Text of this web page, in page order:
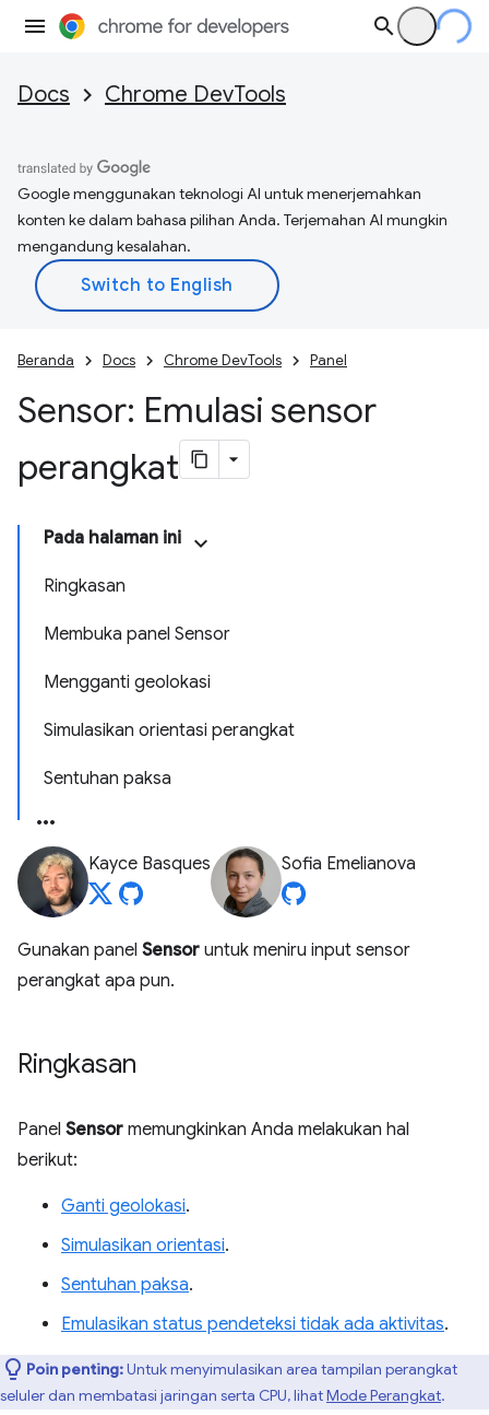
Docs Chrome DevTools
Google menggunakan teknologi AI untuk menerjemahkan
konten ke dalam bahasa pilihan Anda. Terjemahan AI mungkin
mengandung kesalahan.
Beranda Docs Chrome DevTools Panel
Sensor: Emulasi sensor
perangkat
Pada halaman ini
Ringkasan
Membuka panel Sensor
Mengganti geolokasi
Simulasikan orientasi perangkat
Sentuhan paksa
Kayce Basques Sofia Emelianova
Gunakan panel Sensor untuk meniru input sensor
perangkat apa pun.
Ringkasan
Panel Sensor memungkinkan Anda melakukan hal
berikut:
Ganti geolokasi.
Simulasikan orientasi.
Sentuhan paksa.
Emulasikan status pendeteksi tidak ada aktivitas.
Poin penting:Untuk menyimulasikan area tampilan perangkat
seluler dan membatasi jaringan serta CPU, lihatMode Perangkat.